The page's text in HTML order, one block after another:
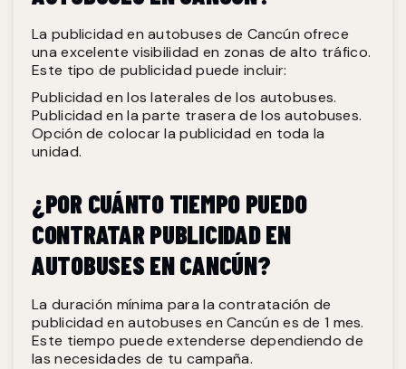
La publicidad en autobuses de Cancún ofrece
una excelente visibilidad en zonas de alto tráfico.
Este tipo de publicidad puede incluir:
Publicidad en los laterales de los autobuses.
Publicidad en la parte trasera de los autobuses.
Opción de colocar la publicidad en toda la
unidad.
¿POR CUÁNTO TIEMPO PUEDO
CONTRATAR PUBLICIDAD EN
AUTOBUSES EN CANCÚN?
La duración mínima para la contratación de
publicidad en autobuses en Cancún es de 1 mes.
Este tiempo puede extenderse dependiendo de
las necesidades de tu campaña.